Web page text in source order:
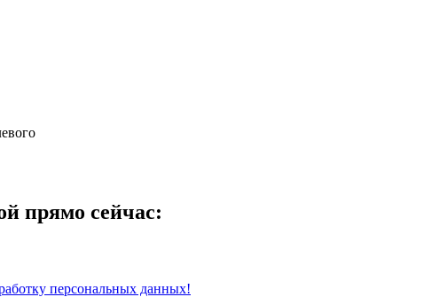
прямо сейчас:
персональных данных!